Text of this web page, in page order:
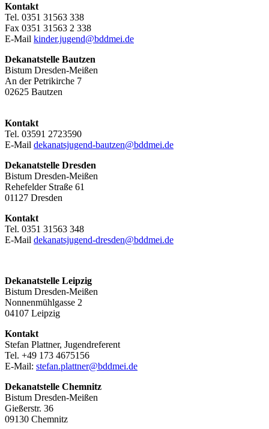
Kontakt
Tel. 0351 31563 338
Fax 0351 31563 2 338
E-Mail kinder.jugend@bddmei.de
Dekanatstelle Bautzen
Bistum Dresden-Meißen
An der Petrikirche 7
02625 Bautzen
Kontakt
Tel. 03591 2723590
E-Mail dekanatsjugend-bautzen@bddmei.de
Dekanatstelle Dresden
Bistum Dresden-Meißen
Rehefelder Straße 61
01127 Dresden
Kontakt
Tel. 0351 31563 348
E-Mail dekanatsjugend-dresden@bddmei.de
Dekanatstelle Leipzig
Bistum Dresden-Meißen
Nonnenmühlgasse 2
04107 Leipzig
Kontakt
Stefan Plattner, Jugendreferent
Tel. +49 173 4675156
E-Mail: stefan.plattner@bddmei.de
Dekanatstelle Chemnitz
Bistum Dresden-Meißen
Gießerstr. 36
09130 Chemnitz